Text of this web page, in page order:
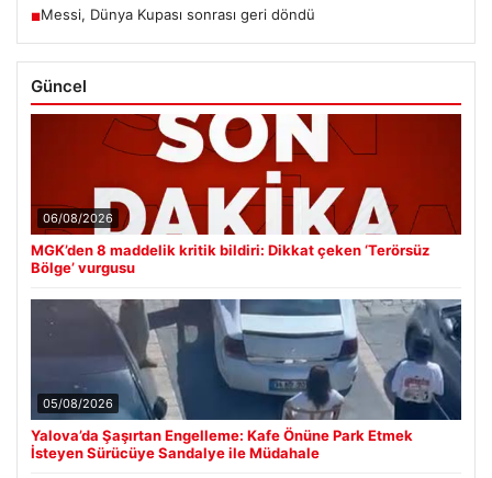
■Messi, Dünya Kupası sonrası geri döndü
Güncel
06/08/2026
MGK’den 8 maddelik kritik bildiri: Dikkat çeken ‘Terörsüz
Bölge’ vurgusu
05/08/2026
Yalova’da Şaşırtan Engelleme: Kafe Önüne Park Etmek
İsteyen Sürücüye Sandalye ile Müdahale